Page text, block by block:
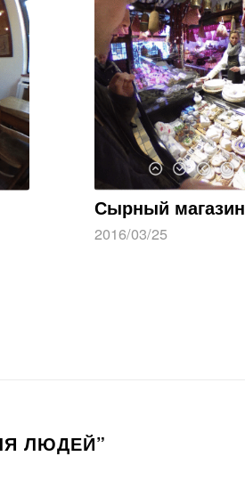
Сырный магазин
2016/03/25
ЛЮДЕЙ”